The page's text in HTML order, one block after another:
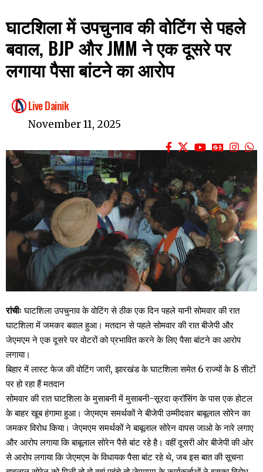
घाटशिला में उपचुनाव की वोटिंग से पहले
बवाल, BJP और JMM ने एक दूसरे पर
लगाया पैसा बांटने का आरोप
Live Dainik
November 11, 2025
रांचीः घाटशिला उपचुनाव के वोटिंग से ठीक एक दिन पहले यानी सोमवार की रात
घाटशिला में जमकर बवाल हुआ। मतदान से पहले सोमवार की रात बीजेपी और
जेएमएम ने एक दूसरे पर वोटरों को प्रभावित करने के लिए पैसा बांटने का आरोप
लगाया।
बिहार में लास्ट फेज की वोटिंग जारी, झारखंड के घाटशिला समेत 6 राज्यों के 8 सीटों
पर हो रहा हैं मतदान
सोमवार की रात घाटशिला के मुसाबनी में मुसाबनी-सूरदा क्रॉसिंग के पास एक होटल
के बाहर खूब हंगामा हुआ। जेएमएम समर्थकों ने बीजेपी उम्मीदवार बाबूलाल सोरेन का
जमकर विरोध किया। जेएमएम समर्थकों ने बाबूलाल सोरेन वापस जाओ के नारे लगाए
और आरोप लगाया कि बाबूलाल सोरेन पैसे बांट रहे है। वहीं दूसरी ओर बीजेपी की ओर
से आरोप लगाया कि जेएमएम के विधायक पैसा बांट रहे थे, जब इस बात की सूचना